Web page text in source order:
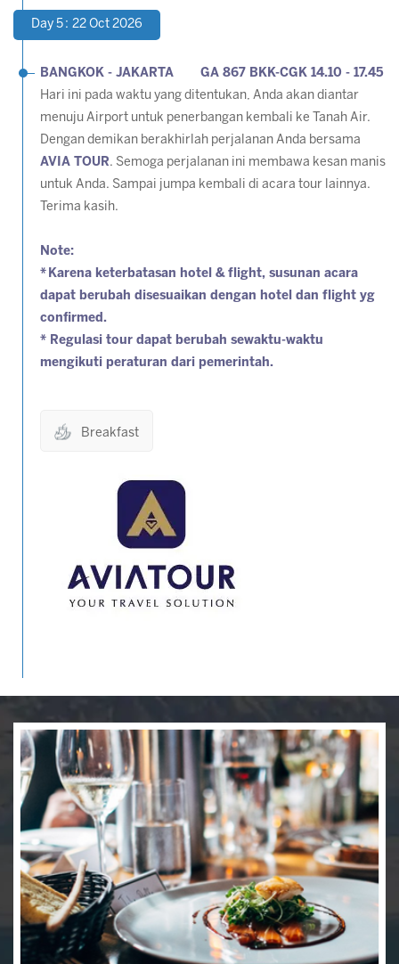
Day 5 : 22 Oct 2026
BANGKOK - JAKARTA GA 867 BKK-CGK 14.10 - 17.45
Hari ini pada waktu yang ditentukan, Anda akan diantar
menuju Airport untuk penerbangan kembali ke Tanah Air.
Dengan demikan berakhirlah perjalanan Anda bersama
AVIA TOUR. Semoga perjalanan ini membawa kesan manis
untuk Anda. Sampai jumpa kembali di acara tour lainnya.
Terima kasih.
Note:
* Karena keterbatasan hotel & flight, susunan acara
dapat berubah disesuaikan dengan hotel dan flight yg
confirmed.
* Regulasi tour dapat berubah sewaktu-waktu
mengikuti peraturan dari pemerintah.
Breakfast